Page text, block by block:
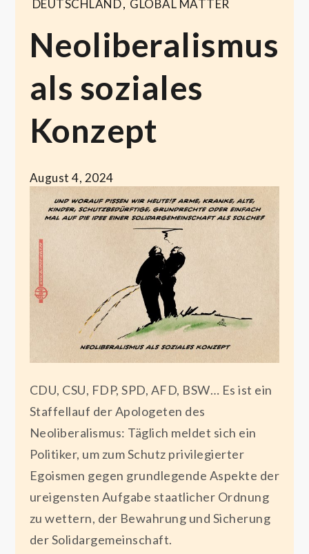
DEUTSCHLAND, GLOBAL MATTER
Neoliberalismus
als soziales
Konzept
August 4, 2024
CDU, CSU, FDP, SPD, AFD, BSW… Es ist ein
Staffellauf der Apologeten des
Neoliberalismus: Täglich meldet sich ein
Politiker, um zum Schutz privilegierter
Egoismen gegen grundlegende Aspekte der
ureigensten Aufgabe staatlicher Ordnung
zu wettern, der Bewahrung und Sicherung
der Solidargemeinschaft.